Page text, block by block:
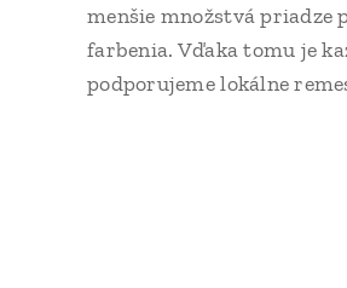
menšie množstvá priadze
farbenia. Vďaka tomu je
podporujeme lokálne